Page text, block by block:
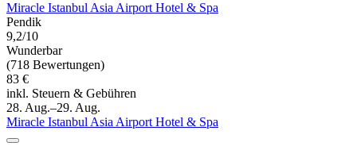
Miracle Istanbul Asia Airport Hotel & Spa
Pendik
9,2/10
Wunderbar
(718 Bewertungen)
83 €
inkl. Steuern & Gebühren
28. Aug.–29. Aug.
Miracle Istanbul Asia Airport Hotel & Spa